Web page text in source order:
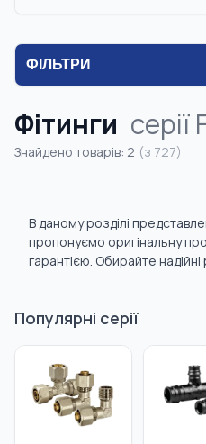
Інсталяції та аксесуари
Комплекти
Запобіжна арматура
Система "Тепла підлога"
Ущільнювальні матеріали
Труби
ФІЛЬТРИ
Фітинги серії
Знайдено товарів: 2 (з 727)
В даному розділі
пропонуємо оригінальну
гарантією. Обирайте
Популярні серії